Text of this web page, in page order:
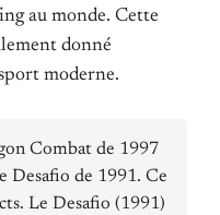
au monde. Cette
donné
moderne.
Combat de 1997
Desafio de 1991. Ce
Le Desafio (1991)